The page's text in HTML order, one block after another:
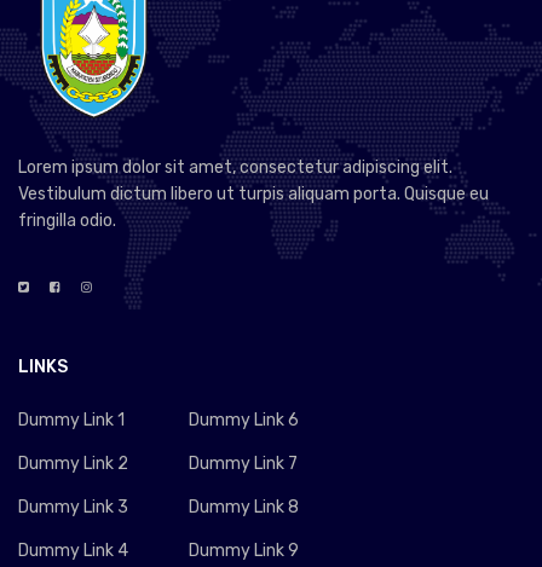
Lorem ipsum dolor sit amet, consectetur adipiscing elit.
Vestibulum dictum libero ut turpis aliquam porta. Quisque eu
fringilla odio.
LINKS
Dummy Link 1
Dummy Link 2
Dummy Link 3
Dummy Link 4
Dummy Link 6
Dummy Link 7
Dummy Link 8
Dummy Link 9